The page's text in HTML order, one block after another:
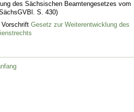
des Sächsischen Beamtengesetzes vom
S. 430)
VorschriftGesetz zur Weiterentwicklung des